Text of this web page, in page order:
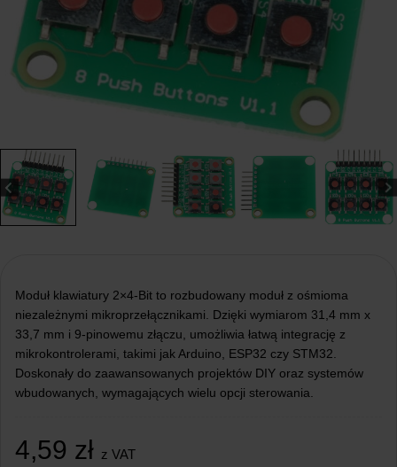
Moduł klawiatury 2×4-Bit to rozbudowany moduł z ośmioma
niezależnymi mikroprzełącznikami. Dzięki wymiarom 31,4 mm x
33,7 mm i 9-pinowemu złączu, umożliwia łatwą integrację z
mikrokontrolerami, takimi jak Arduino, ESP32 czy STM32.
Doskonały do zaawansowanych projektów DIY oraz systemów
wbudowanych, wymagających wielu opcji sterowania.
4,59 zł z VAT